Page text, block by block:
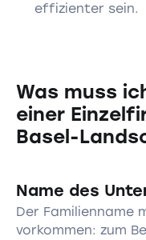
effizienter sein.
Was muss
einer
Basel-
Name des
Der Familienname
vorkommen: zum